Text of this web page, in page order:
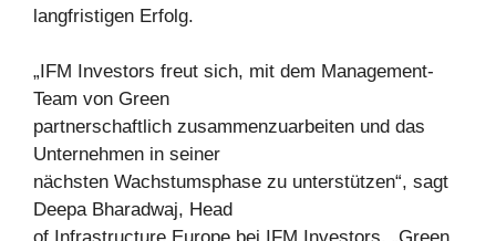
langfristigen Erfolg.
„IFM Investors freut sich, mit dem Management-
Team von Green
partnerschaftlich zusammenzuarbeiten und das
Unternehmen in seiner
nächsten Wachstumsphase zu unterstützen“, sagt
Deepa Bharadwaj, Head